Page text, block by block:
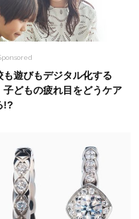
も遊びもデジタル化する
子どもの疲れ目をどうケア
!?